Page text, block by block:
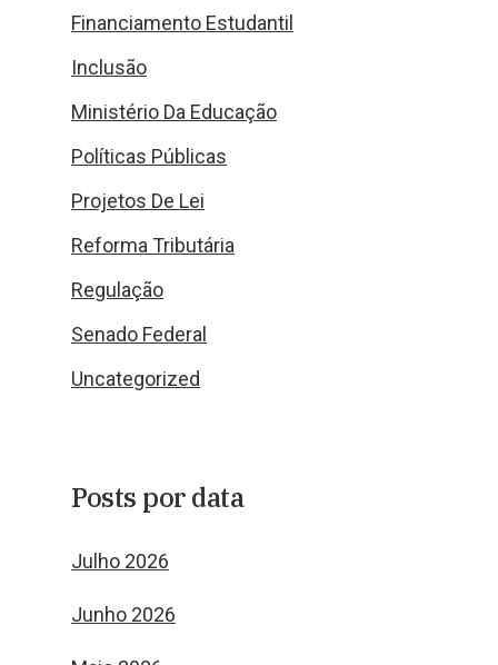
Financiamento Estudantil
Inclusão
Ministério Da Educação
Políticas Públicas
Projetos De Lei
Reforma Tributária
Regulação
Senado Federal
Uncategorized
Posts por data
Julho 2026
Junho 2026